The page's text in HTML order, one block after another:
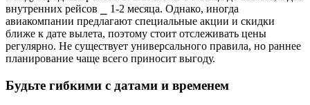
внутренних рейсов ⎯ 1-2 месяца. Однако, иногда
авиакомпании предлагают специальные акции и скидки
ближе к дате вылета, поэтому стоит отслеживать цены
регулярно. Не существует универсального правила, но раннее
планирование чаще всего приносит выгоду.
Будьте гибкими с датами и временем